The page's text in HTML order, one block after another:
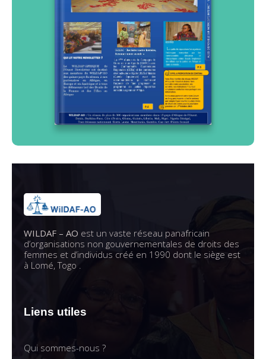
WILDAF – AO est un vaste réseau panafricain
d’organisations non gouvernementales de droits des
femmes et d’individus créé en 1990 dont le siège est
à Lomé, Togo .
Liens utiles
Qui sommes-nous ?